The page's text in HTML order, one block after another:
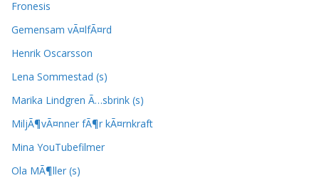
Fronesis
Gemensam vÃ¤lfÃ¤rd
Henrik Oscarsson
Lena Sommestad (s)
Marika Lindgren Ã…sbrink (s)
MiljÃ¶vÃ¤nner fÃ¶r kÃ¤rnkraft
Mina YouTubefilmer
Ola MÃ¶ller (s)